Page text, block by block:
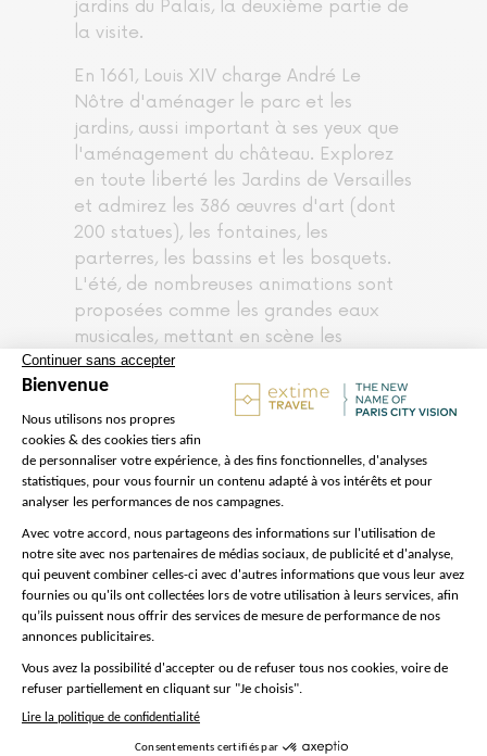
jardins du Palais, la deuxième partie de
la visite.
En 1661, Louis XIV charge André Le
Nôtre d'aménager le parc et les
jardins, aussi important à ses yeux que
l'aménagement du château. Explorez
en toute liberté les Jardins de Versailles
et admirez les 386 œuvres d'art (dont
200 statues), les fontaines, les
parterres, les bassins et les bosquets.
L'été, de nombreuses animations sont
proposées comme les grandes eaux
musicales, mettant en scène les
multiples polices au rythme de la
musique.
A noter :
Rendez-vous avec notre
ambassadeurà l'extérieur du
bâtiment
Vous pouvez changer les conditions
de circulation ou les modifications
d'horaire des sites.
Chaussures sans talons aiguilles
fortement recommandées (parquet
dans les salles et gros pavés dans
la cour de Versailles)
L'accès au Château de Versailles